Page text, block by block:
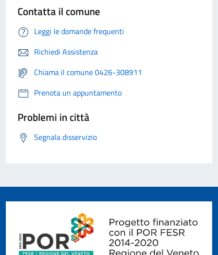
Contatta il comune
Leggi le domande frequenti
Richiedi Assistenza
Chiama il comune 0426-308911
Prenota un appuntamento
Problemi in città
Segnala disservizio